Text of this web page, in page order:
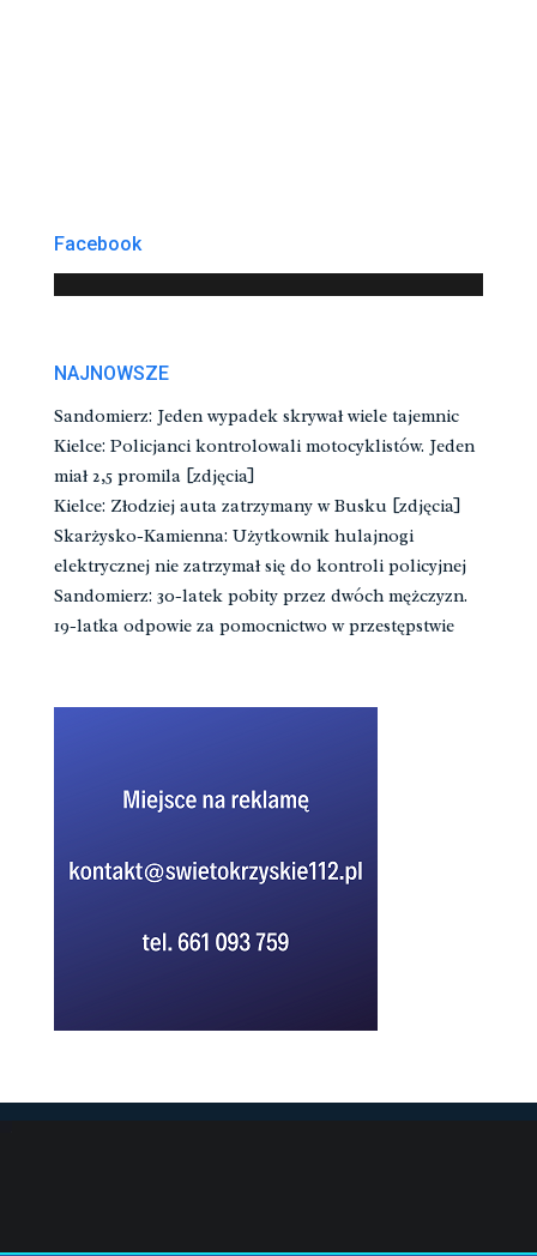
Facebook
NAJNOWSZE
Sandomierz: Jeden wypadek skrywał wiele tajemnic
Kielce: Policjanci kontrolowali motocyklistów. Jeden
miał 2,5 promila [zdjęcia]
Kielce: Złodziej auta zatrzymany w Busku [zdjęcia]
Skarżysko-Kamienna: Użytkownik hulajnogi
elektrycznej nie zatrzymał się do kontroli policyjnej
Sandomierz: 30-latek pobity przez dwóch mężczyzn.
19-latka odpowie za pomocnictwo w przestępstwie